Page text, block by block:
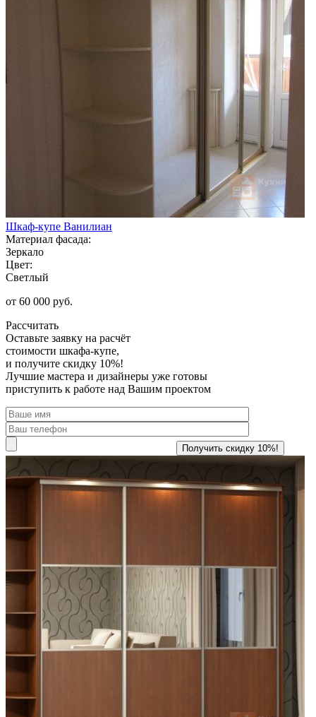
Шкаф-купе Ванилиан
Материал фасада:
Зеркало
Цвет:
Светлый
от 60 000 руб.
Рассчитать
Оставьте заявку на расчёт
стоимости шкафа-купе,
и получите скидку 10%!
Лучшие мастера и дизайнеры уже готовы
приступить к работе над Вашим проектом